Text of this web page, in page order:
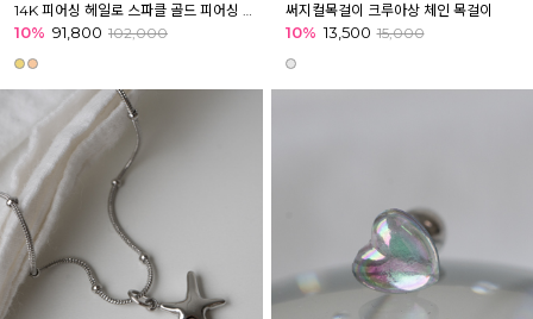
14K 피어싱 헤일로 스파클 골드 피어싱 귓볼 이너컨츠 귓바퀴
10% 91,800 102,000
써지컬목걸이 크루아상 체인 목걸이
10% 13,500 15,000